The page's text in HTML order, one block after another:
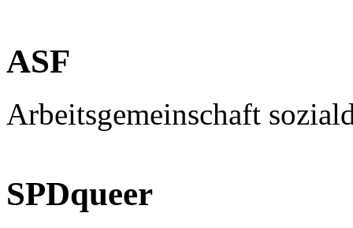
ASF
Arbeitsgemeinschaft
SPDqueer